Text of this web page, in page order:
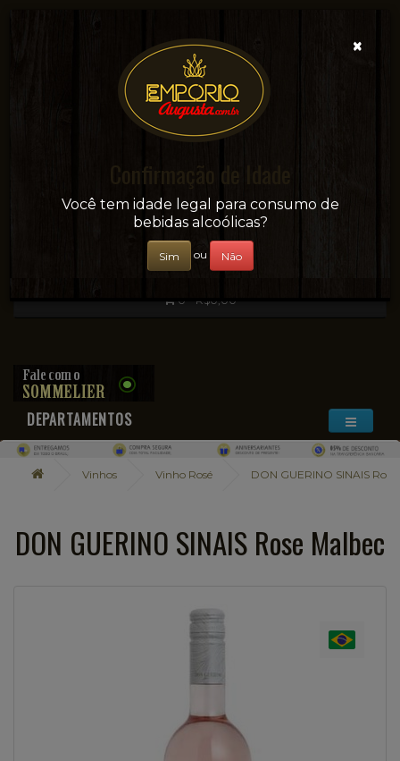
Sua conveniência e adega on-line!
0 - R$0,00
DEPARTAMENTOS
Vinhos Vinho Rosé DON GUERINO SINAIS
DON GUERINO SINAIS Rose Malbec
×
Confirmação de Idade
Você tem idade legal para consumo de
bebidas alcoólicas?
Sim ou Não